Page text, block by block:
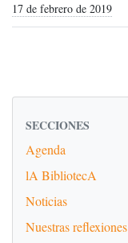
17 de febrero de 2019
SECCIONES
Agenda
lA BibliotecA
Noticias
Nuestras reflexiones